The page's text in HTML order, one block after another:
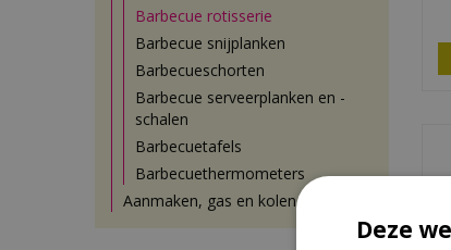
Barbecue rotisserie
Barbecue snijplanken
Barbecueschorten
Barbecue serveerplanken en -
schalen
Barbecuetafels
Barbecuethermometers
Aanmaken, gas en kolen
Deze